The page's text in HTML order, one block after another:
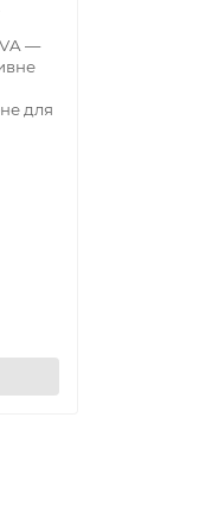
—
для